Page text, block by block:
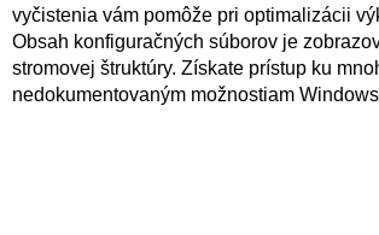
vyčistenia vám pomôže pri optimalizácii
Obsah konfiguračných súborov je
stromovej štruktúry. Získate prístup ku
nedokumentovaným možnostiam